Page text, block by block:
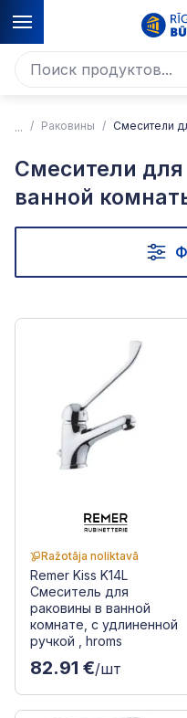
Раковины Смесители
Смесители для
ванной
Ražotāja noliktavā
Remer Kiss K14L
Смеситель для
раковины в ванной
комнате, с удлиненной
ручкой , hroms
82.91 €/шт